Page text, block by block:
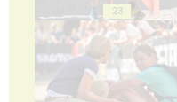
23